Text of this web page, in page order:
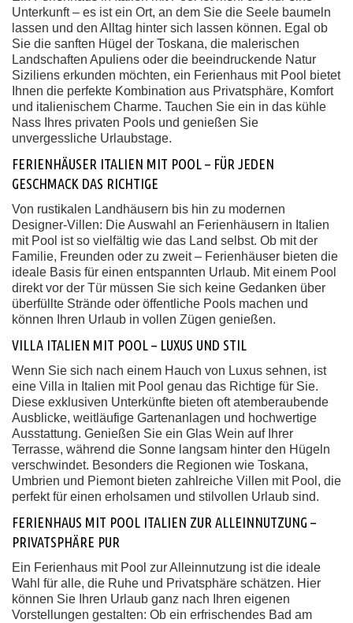
Unterkunft – es ist ein Ort, an dem Sie die Seele baumeln
lassen und den Alltag hinter sich lassen können. Egal ob
Sie die sanften Hügel der Toskana, die malerischen
Landschaften Apuliens oder die beeindruckende Natur
Siziliens erkunden möchten, ein Ferienhaus mit Pool bietet
Ihnen die perfekte Kombination aus Privatsphäre, Komfort
und italienischem Charme. Tauchen Sie ein in das kühle
Nass Ihres privaten Pools und genießen Sie
unvergessliche Urlaubstage.
FERIENHÄUSER ITALIEN MIT POOL – FÜR JEDEN
GESCHMACK DAS RICHTIGE
Von rustikalen Landhäusern bis hin zu modernen
Designer-Villen: Die Auswahl an Ferienhäusern in Italien
mit Pool ist so vielfältig wie das Land selbst. Ob mit der
Familie, Freunden oder zu zweit – Ferienhäuser bieten die
ideale Basis für einen entspannten Urlaub. Mit einem Pool
direkt vor der Tür müssen Sie sich keine Gedanken über
überfüllte Strände oder öffentliche Pools machen und
können Ihren Urlaub in vollen Zügen genießen.
VILLA ITALIEN MIT POOL – LUXUS UND STIL
Wenn Sie sich nach einem Hauch von Luxus sehnen, ist
eine Villa in Italien mit Pool genau das Richtige für Sie.
Diese exklusiven Unterkünfte bieten oft atemberaubende
Ausblicke, weitläufige Gartenanlagen und hochwertige
Ausstattung. Genießen Sie ein Glas Wein auf Ihrer
Terrasse, während die Sonne langsam hinter den Hügeln
verschwindet. Besonders die Regionen wie Toskana,
Umbrien und Piemont bieten zahlreiche Villen mit Pool, die
perfekt für einen erholsamen und stilvollen Urlaub sind.
FERIENHAUS MIT POOL ITALIEN ZUR ALLEINNUTZUNG –
PRIVATSPHÄRE PUR
Ein Ferienhaus mit Pool zur Alleinnutzung ist die ideale
Wahl für alle, die Ruhe und Privatsphäre schätzen. Hier
können Sie Ihren Urlaub ganz nach Ihren eigenen
Vorstellungen gestalten: Ob ein erfrischendes Bad am